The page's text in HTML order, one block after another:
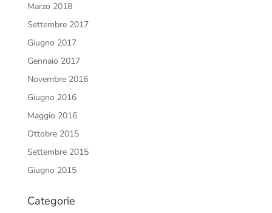
Marzo 2018
Settembre 2017
Giugno 2017
Gennaio 2017
Novembre 2016
Giugno 2016
Maggio 2016
Ottobre 2015
Settembre 2015
Giugno 2015
Categorie